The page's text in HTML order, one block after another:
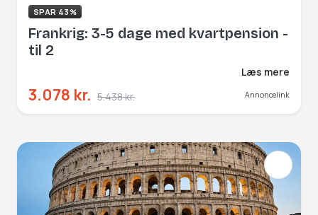
SPAR 43%
Frankrig: 3-5 dage med kvartpension -
til 2
Læs mere
3.078 kr. 5.438 kr. Annoncelink